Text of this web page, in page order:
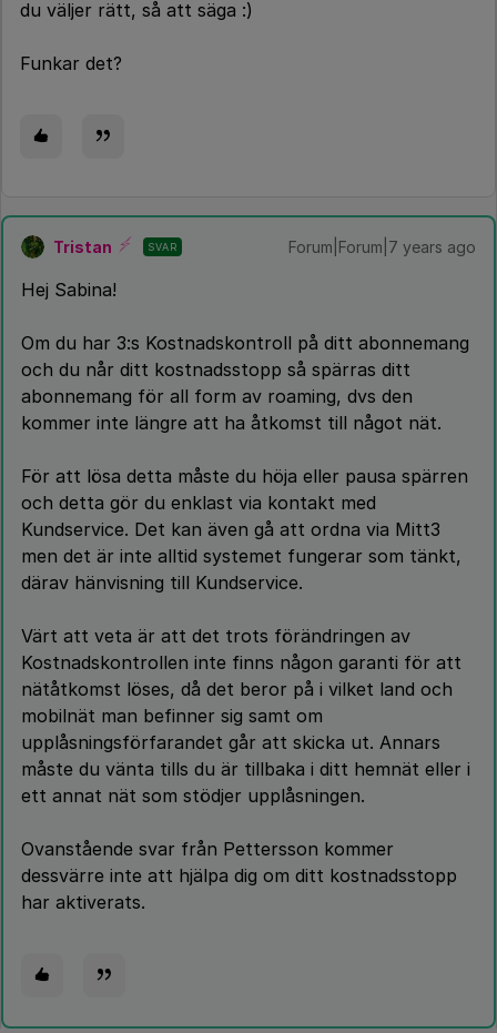
du väljer rätt, så att säga :)
Funkar det?
Tristan SVAR Forum|Forum|7 years ago
Hej Sabina!
Om du har 3:s Kostnadskontroll på ditt abonnemang
och du når ditt kostnadsstopp så spärras ditt
abonnemang för all form av roaming, dvs den
kommer inte längre att ha åtkomst till något nät.
För att lösa detta måste du höja eller pausa spärren
och detta gör du enklast via kontakt med
Kundservice. Det kan även gå att ordna via Mitt3
men det är inte alltid systemet fungerar som tänkt,
därav hänvisning till Kundservice.
Värt att veta är att det trots förändringen av
Kostnadskontrollen inte finns någon garanti för att
nätåtkomst löses, då det beror på i vilket land och
mobilnät man befinner sig samt om
upplåsningsförfarandet går att skicka ut. Annars
måste du vänta tills du är tillbaka i ditt hemnät eller i
ett annat nät som stödjer upplåsningen.
Ovanstående svar från Pettersson kommer
dessvärre inte att hjälpa dig om ditt kostnadsstopp
har aktiverats.